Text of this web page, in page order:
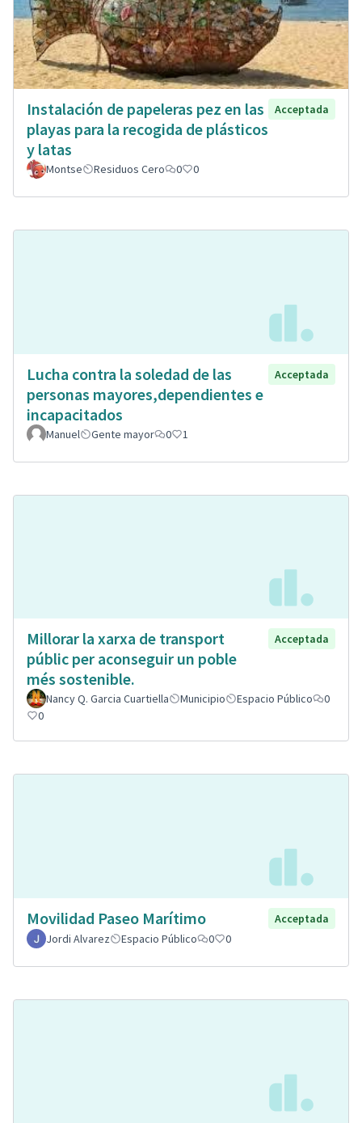
Instalación de papeleras pez en las
playas para la recogida de plásticos
y latas
Acceptada
Montse Residuos Cero 0 0
Lucha contra la soledad de las
personas mayores,dependientes e
incapacitados
Acceptada
Manuel Gente mayor 0 1
Millorar la xarxa de transport
públic per aconseguir un poble
més sostenible.
Acceptada
Nancy Q. Garcia Cuartiella Municipio Espacio Público
0
0
Movilidad Paseo Marítimo
Acceptada
Jordi Alvarez
Espacio Público 0 0